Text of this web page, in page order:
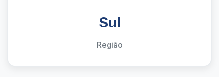
Sul
Região